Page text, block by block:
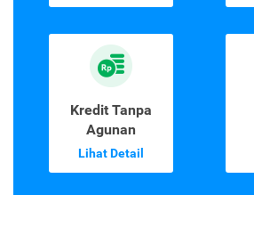
Kredit Tanpa
Agunan
Lihat Detail